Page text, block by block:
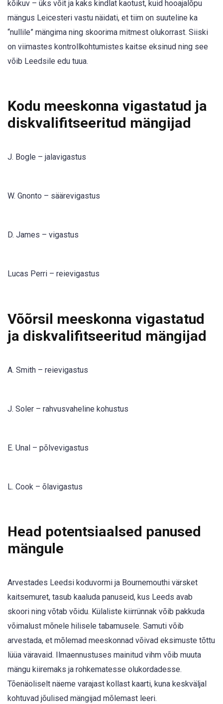
kõikuv – üks võit ja kaks kindlat kaotust, kuid hooajalõpu
mängus Leicesteri vastu näidati, et tiim on suuteline ka
“nullile” mängima ning skoorima mitmest olukorrast. Siiski
on viimastes kontrollkohtumistes kaitse eksinud ning see
võib Leedsile edu tuua.
Kodu meeskonna vigastatud ja
diskvalifitseeritud mängijad
J. Bogle – jalavigastus
W. Gnonto – säärevigastus
D. James – vigastus
Lucas Perri – reievigastus
Võõrsil meeskonna vigastatud
ja diskvalifitseeritud mängijad
A. Smith – reievigastus
J. Soler – rahvusvaheline kohustus
E. Unal – põlvevigastus
L. Cook – õlavigastus
Head potentsiaalsed panused
mängule
Arvestades Leedsi koduvormi ja Bournemouthi värsket
kaitsemuret, tasub kaaluda panuseid, kus Leeds avab
skoori ning võtab võidu. Külaliste kiirrünnak võib pakkuda
võimalust mõnele hilisele tabamusele. Samuti võib
arvestada, et mõlemad meeskonnad võivad eksimuste tõttu
lüüa väravaid. Ilmaennustuses mainitud vihm võib muuta
mängu kiiremaks ja rohkematesse olukordadesse.
Tõenäoliselt näeme varajast kollast kaarti, kuna keskväljal
kohtuvad jõulised mängijad mõlemast leeri.